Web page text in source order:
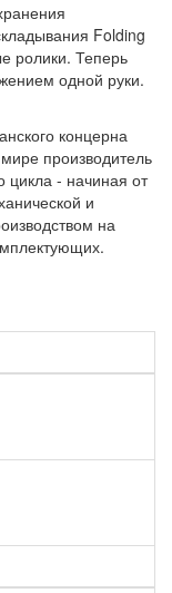
Folding
ролики. Теперь
одной руки.
концерна
производитель
цикла - начиная от
и
на